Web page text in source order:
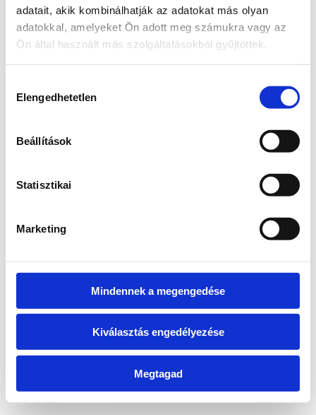
adatait, akik kombinálhatják az adatokat más olyan
adatokkal, amelyeket Ön adott meg számukra vagy az
Ön által használt más szolgáltatásokból gyűjtöttek.
kiválasztása
Elengedhetetlen
Beállítások
Statisztikai
Marketing
Mindennek a megengedése
Kiválasztás engedélyezése
Megtagad
loadingwww.bicapp.hu
(see the browser console for more